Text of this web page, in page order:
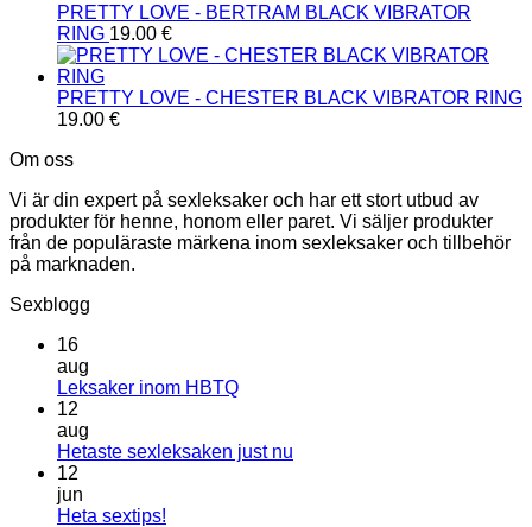
PRETTY LOVE - BERTRAM BLACK VIBRATOR
RING 19.00 €
PRETTY LOVE - CHESTER BLACK VIBRATOR RING
19.00 €
Om oss
Vi är din expert på sexleksaker och har ett stort utbud av
produkter för henne, honom eller paret. Vi säljer produkter
från de populäraste märkena inom sexleksaker och tillbehör
på marknaden.
Sexblogg
16
aug
Leksaker inom HBTQInga
Leksaker
12
aug
Hetaste sexleksaken just nu
12
jun
Heta sextips!